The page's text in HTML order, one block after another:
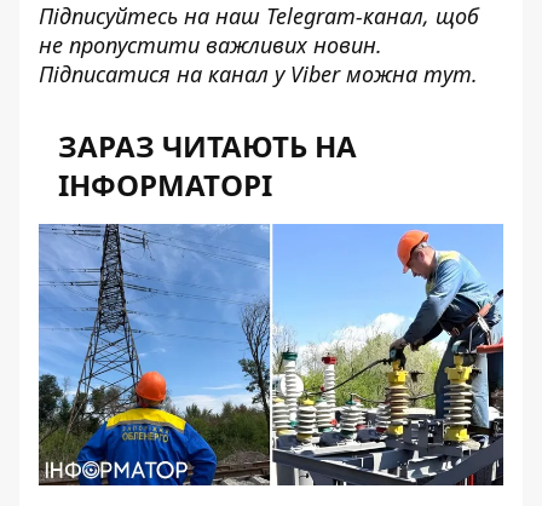
Підписуйтесь на наш Telegram-канал, щоб
не пропустити важливих новин.
Підписатися на канал у Viber можна тут.
ЗАРАЗ ЧИТАЮТЬ НА
ІНФОРМАТОРІ